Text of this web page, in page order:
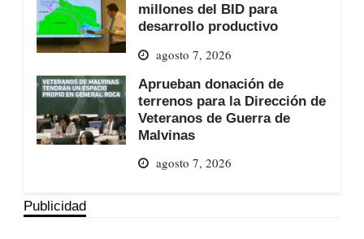
millones del BID para
desarrollo productivo
agosto 7, 2026
Aprueban donación de
terrenos para la Dirección de
Veteranos de Guerra de
Malvinas
agosto 7, 2026
Publicidad